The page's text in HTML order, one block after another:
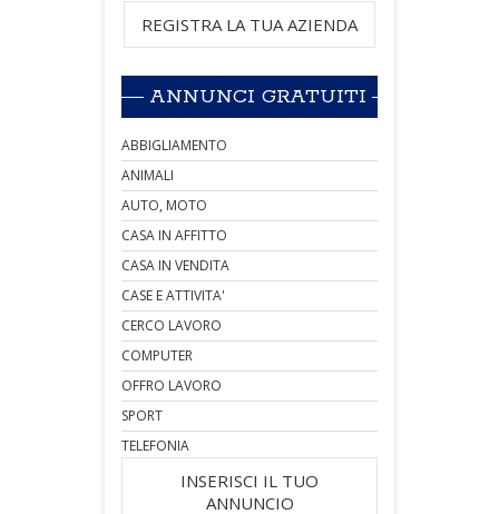
REGISTRA LA TUA AZIENDA
ANNUNCI GRATUITI
ABBIGLIAMENTO
ANIMALI
AUTO, MOTO
CASA IN AFFITTO
CASA IN VENDITA
CASE E ATTIVITA'
CERCO LAVORO
COMPUTER
OFFRO LAVORO
SPORT
TELEFONIA
INSERISCI IL TUO
ANNUNCIO